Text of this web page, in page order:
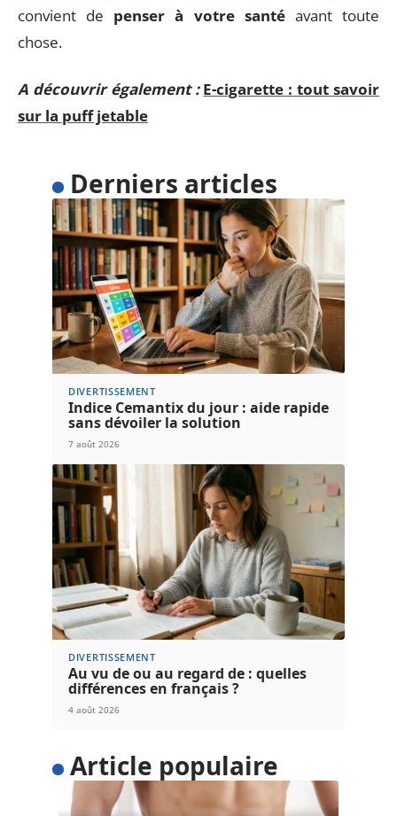
convient de penser à votre santéavant toute
chose.
A découvrir également : E-cigarette : tout savoir
sur la puff jetable
Derniers articles
DIVERTISSEMENT
Indice Cemantix du jour : aide rapide
sans dévoiler la solution
7 août 2026
DIVERTISSEMENT
Au vu de ou au regard de : quelles
différences en français ?
4 août 2026
Article populaire